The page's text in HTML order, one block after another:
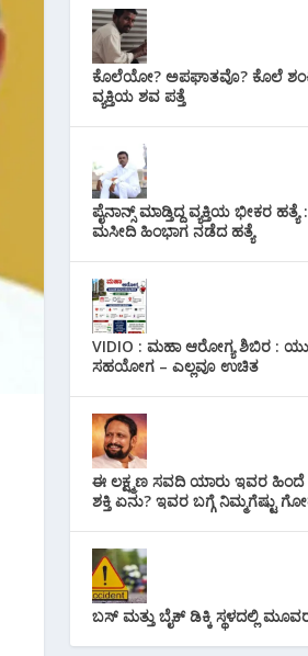
ಕೊಲೆಯೋ? ಅಪಘಾತವೊ? ಕೊಲೆ
ವ್ಯಕ್ತಿಯ ಶವ ಪತ್ತೆ
ಪೈನಾನ್ಸ್ ಮಾಡ್ತಿದ್ದ ವ್ಯಕ್ತಿಯ ಭೀಕರ‌ ಹತ್ಯೆ
ಮಸೀದಿ ಹಿಂಭಾಗ ನಡೆದ ಹತ್ಯೆ
VIDIO : ಮಹಾ ಆರೋಗ್ಯ ಶಿಬಿರ :
ಸಹಯೋಗ – ಎಲ್ಲವೂ ಉಚಿತ
ಈ ಲಕ್ಷ್ಮಣ ಸವದಿ ಯಾರು ಇವರ ಹಿಂದೆ
ಶಕ್ತಿ ಏನು? ಇವರ ಬಗ್ಗೆ ನಿಮ್ಮಗೆಷ್ಟು
ಬಸ್ ಮತ್ತು ಬೈಕ್ ಡಿಕ್ಕಿ ಸ್ಥಳದಲ್ಲಿ